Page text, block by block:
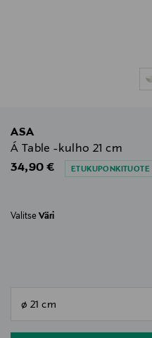
ASA
Á Table -kulho 21 cm
Original Price
34,90 € ETUKUPONKITUOTE
Valitse Väri